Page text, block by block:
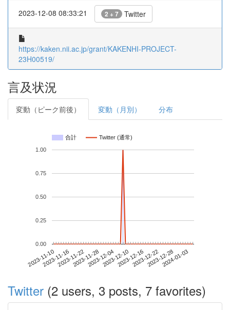
2023-12-08 08:33:21 2 + 7 Twitter
https://kaken.nii.ac.jp/grant/KAKENHI-PROJECT-
23H00519/
言及状況
変動（ピーク前後） 変動（月別） 分布
合計 Twitter (通常)
2023-11-102023-11-162023-11-222023-11-282023-12-042023-12-102023-12-162023-12-222023-12-282024-01-03
0.00
0.25
0.50
0.75
1.00
Twitter (2 users, 3 posts, 7 favorites)